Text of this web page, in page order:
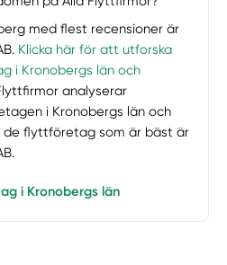
med flest recensioner är
Klicka här för att utforska
i Kronobergs län och
analyserar
i Kronobergs län och
flyttföretag som är bäst är
i Kronobergs län